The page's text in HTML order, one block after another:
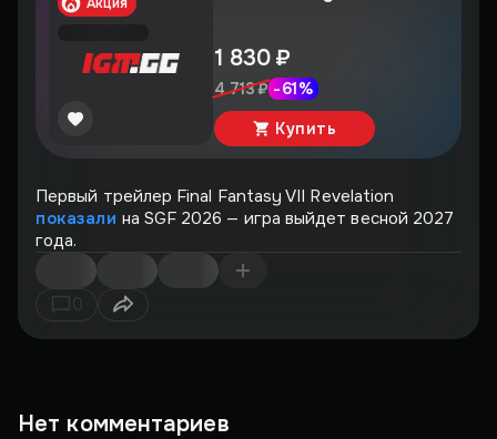
1 830 ₽
4 713 ₽ -61%
Купить
Первый трейлер Final Fantasy VII Revelation
показали на SGF 2026 — игра выйдет весной 2027
года.
0
Нет комментариев